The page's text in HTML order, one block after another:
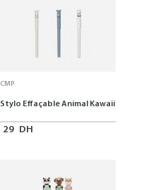
CMP
Stylo Effaçable Animal Kawaii
29 DH